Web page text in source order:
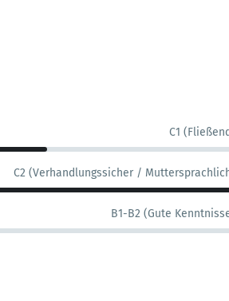
C1
C2 (Verhandlungssicher /
B1-B2 (Gute